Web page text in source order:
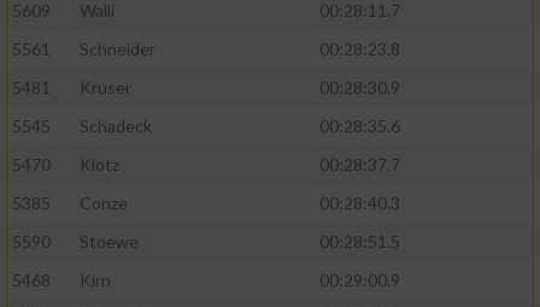
5609
Walli
00:28:11.7
5561
Schneider
00:28:23.8
5481
Kruser
00:28:30.9
5545
Schadeck
00:28:35.6
5470
Klotz
00:28:37.7
5385
Conze
00:28:40.3
5590
Stoewe
00:28:51.5
5468
Kirn
00:29:00.9